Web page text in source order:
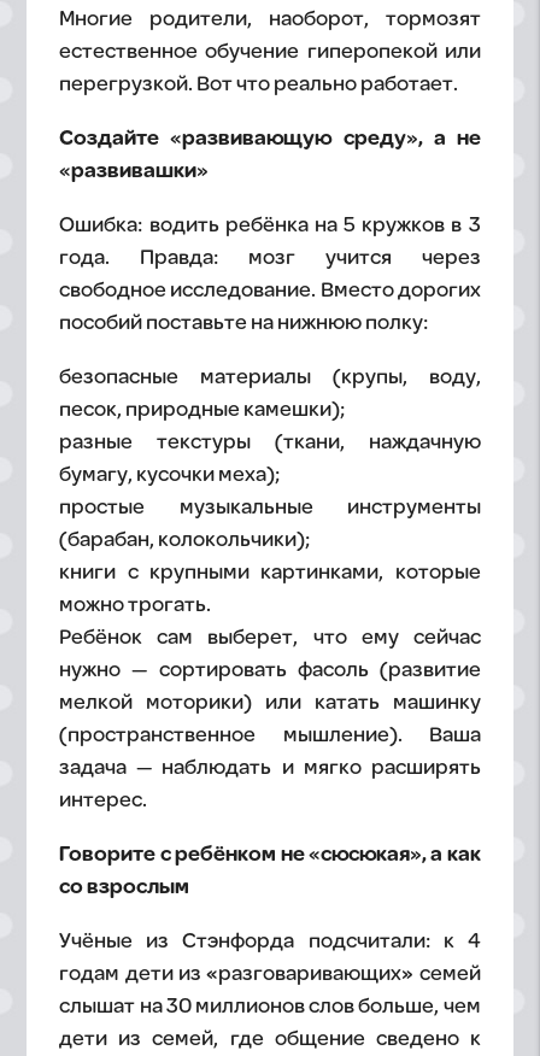
Многие родители, наоборот, тормозят
естественное обучение гиперопекой или
перегрузкой. Вот что реально работает.
Создайте «развивающую среду», а не
«развивашки»
Ошибка: водить ребёнка на 5 кружков в 3
года. Правда: мозг учится через
свободное исследование. Вместо дорогих
пособий поставьте на нижнюю полку:
безопасные материалы (крупы, воду,
песок, природные камешки);
разные текстуры (ткани, наждачную
бумагу, кусочки меха);
простые музыкальные инструменты
(барабан, колокольчики);
книги с крупными картинками, которые
можно трогать.
Ребёнок сам выберет, что ему сейчас
нужно — сортировать фасоль (развитие
мелкой моторики) или катать машинку
(пространственное мышление). Ваша
задача — наблюдать и мягко расширять
интерес.
Говорите с ребёнком не «сюсюкая», а как
со взрослым
Учёные из Стэнфорда подсчитали: к 4
годам дети из «разговаривающих» семей
слышат на 30 миллионов слов больше, чем
дети из семей, где общение сведено к